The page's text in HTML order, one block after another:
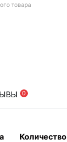
товара
0
Количество